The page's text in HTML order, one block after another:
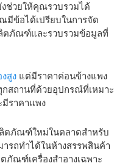
ช่วยให้คุณรวบรวมได้
มีข้อได้เปรียบในการจัด
ตภัณฑ์และรวบรวมข้อมูลที่
สูง แต่มีราคาค่อนข้างแพง
กสถานที่ด้วยอุปกรณ์ที่เหมาะ
ราคาแพง
ลิตภัณฑ์ใหม่ในตลาดสําหรับ
รถทําได้ในห้างสรรพสินค้า
ภัณฑ์เครื่องสําอางเฉพาะ